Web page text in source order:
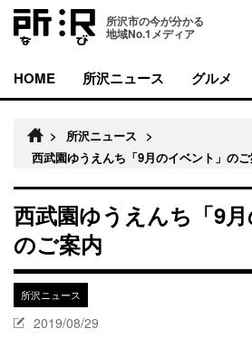
所沢市の今が分かる
地域No.1メディア
HOME 所沢ニュース グルメ
> 所沢ニュース
>
西武園ゆうえんち「9月のイベント」の
西武園ゆうえんち「9月
のご案内
所沢ニュース
2019/08/29